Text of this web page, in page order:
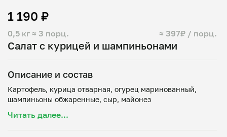
Салат с курицей и шампиньонами
0,5 кг ≈ 3 порц. ≈ 397₽ / порц.
1 190 ₽
Описание и состав
Картофель, курица отварная, огурец маринованный,
Читать далее...